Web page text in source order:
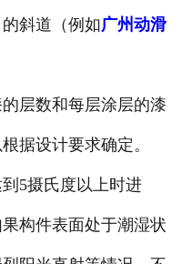
斜道（例如广州动滑
层数和每层涂层的漆
据设计要求确定。
5摄氏度以上时进
构件表面处于潮湿状